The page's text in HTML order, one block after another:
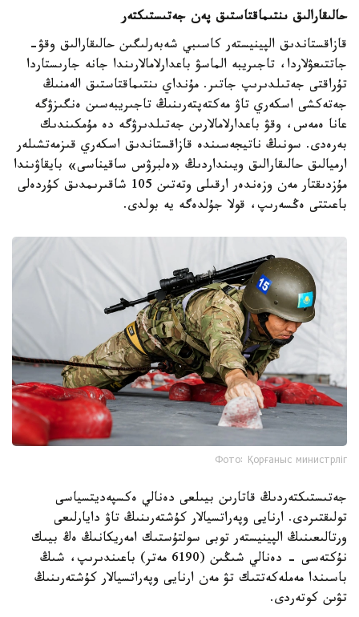
حالىقارالىق ىنتىماقتاستىق پەن جەتىستىكتەر
قازاقستاندىق الپينيستەر كاسىبي شەبەرلىگىن حالىقارالىق وقۋ-
جاتتىعۋلاردا، تاجىريبە الماسۋ باعدارلامالارىندا جانە جارىستاردا
تۇراقتى جەتىلدىرىپ جاتىر. مۇنداي ىنتىماقتاستىق الەمنىڭ
جەتەكشى اسكەري تاۋ مەكتەپتەرىنىڭ تاجىريبەسىن ەنگىزۋگە
عانا ەمەس، وقۋ باعدارلامالارىن جەتىلدىرۋگە دە مۇمكىندىك
بەرەدى. سونىڭ ناتيجەسىندە قازاقستاندىق اسكەري قىزمەتشىلەر
ارميالىق حالىقارالىق ويىنداردىڭ «ەلبرۋس ساقيناسى» بايقاۋىندا
مۇزدىقتار مەن وزەندەر ارقىلى وتەتىن 105 شاقىرىمدىق كۇردەلى
باعىتتى ەڭسەرىپ، قولا جۇلدەگە يە بولدى.
Фото: Қорғаныс министрліг
جەتىستىكتەردىڭ قاتارىن بيىلعى دەنالي ەكسپەديتسياسى
تولىقتىردى. ارنايى وپەراتسيالار كۇشتەرىنىڭ تاۋ دايارلىعى
ورتالىعىنىڭ الپينيستەر توبى سولتۇستىك امەريكانىڭ ەڭ بيىك
نۇكتەسى - دەنالي شىڭىن (6190 مەتر) باعىندىرىپ، شىڭ
باسىندا مەملەكەتتىك تۋ مەن ارنايى وپەراتسيالار كۇشتەرىنىڭ
تۋىن كوتەردى.